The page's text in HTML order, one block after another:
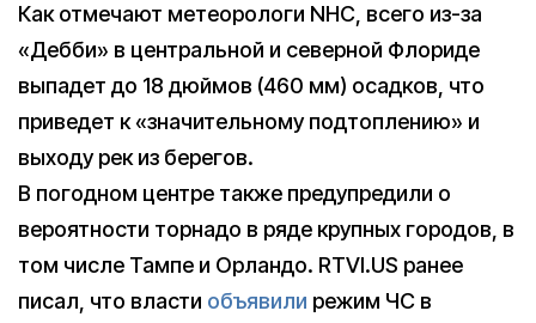
Как отмечают метеорологи NHC, всего из-за
«Дебби» в центральной и северной Флориде
выпадет до 18 дюймов (460 мм) осадков, что
приведет к «значительному подтоплению» и
выходу рек из берегов.
В погодном центре также предупредили о
вероятности торнадо в ряде крупных городов, в
том числе Тампе и Орландо. RTVI.US ранее
писал, что власти объявили режим ЧС в